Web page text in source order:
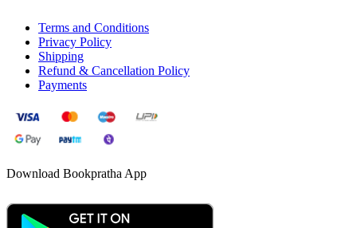
Terms and Conditions
Privacy Policy
Shipping
Refund & Cancellation Policy
Payments
Download Bookpratha App